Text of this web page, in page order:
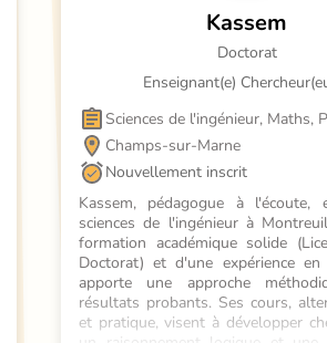
Kassem
Doctorat
Enseignant(e)
Sciences de l'ingénieur, Maths,
Champs-sur-Marne
Nouvellement inscrit
Kassem, pédagogue à l'écoute,
sciences de l'ingénieur à
formation académique solide
Doctorat) et d'une expérience en
apporte une approche
résultats probants. Ses cours,
et pratique, visent à développer